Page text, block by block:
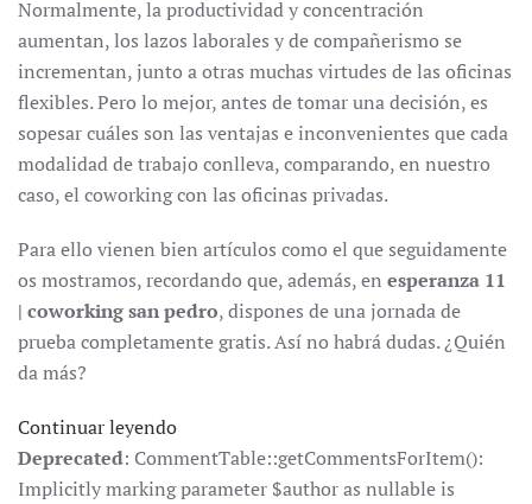
Normalmente, la productividad y concentración
aumentan, los lazos laborales y de compañerismo se
incrementan, junto a otras muchas virtudes de las oficinas
flexibles. Pero lo mejor, antes de tomar una decisión, es
sopesar cuáles son las ventajas e inconvenientes que cada
modalidad de trabajo conlleva, comparando, en nuestro
caso, el coworking con las oficinas privadas.
Para ello vienen bien artículos como el que seguidamente
os mostramos, recordando que, además, en esperanza 11
| coworking san pedro, dispones de una jornada de
prueba completamente gratis. Así no habrá dudas. ¿Quién
da más?
Continuar leyendo
Deprecated: CommentTable::getCommentsForItem():
Implicitly marking parameter $author as nullable is